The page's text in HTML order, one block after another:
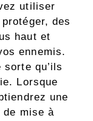
utiliser
des
haut et
ennemis.
qu’ils
Lorsque
une
de mise à